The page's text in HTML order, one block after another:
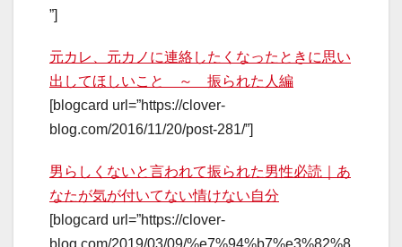
”]
元カレ、元カノに連絡したくなったときに思い
出してほしいこと ～ 振られた人編
[blogcard url=”https://clover-
blog.com/2016/11/20/post-281/”]
男らしくないと言われて振られた男性必読｜あ
なたが気が付いてない情けない自分
[blogcard url=”https://clover-
blog.com/2019/03/09/%e7%94%b7%e3%82%8